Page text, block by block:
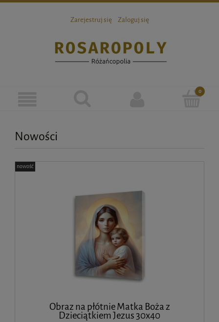
Zarejestruj się Zaloguj się
Nowości
Obraz na płótnie Matka Boża z
Dzieciątkiem Jezus 30x40
nowość